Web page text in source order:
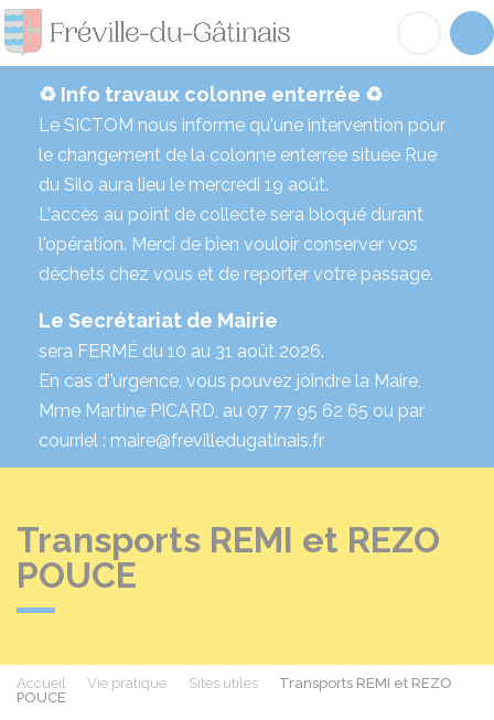
Fréville-du-
♻️ Info travaux colonne enterrée ♻️
Le SICTOM nous informe qu'une intervention pour
le changement de la colonne enterrée située Rue
du Silo aura lieu le mercredi 19 août.
L'accès au point de collecte sera bloqué durant
l'opération. Merci de bien vouloir conserver vos
déchets chez vous et de reporter votre passage.
Le Secrétariat de Mairie
sera FERMÉ du 10 au 31 août 2026.
En cas d’’urgence, vous pouvez joindre la Maire,
Mme Martine PICARD, au 07 77 95 62 65 ou par
courriel : maire@frevilledugatinais.fr
Transports REMI et REZO
POUCE
Accueil Vie pratique Sites utiles
Transports REMI et REZO
POUCE